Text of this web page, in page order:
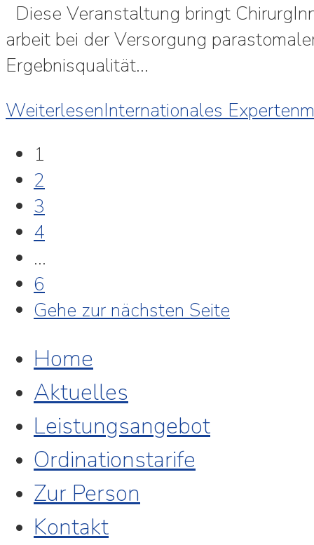
Diese Veranstaltung bringt
arbeit bei der Versor­gung
Ergebnisqualität…
WeiterlesenInternationales
1
2
3
4
…
6
Gehe zur nächsten Seite
Home
Aktuelles
Leistungsangebot
Ordinationstarife
Zur Person
Kontakt